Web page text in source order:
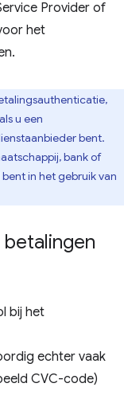
Provider of
het
u een
bent.
bank of
in het gebruik van
bij het
echter vaak
CVC-code)